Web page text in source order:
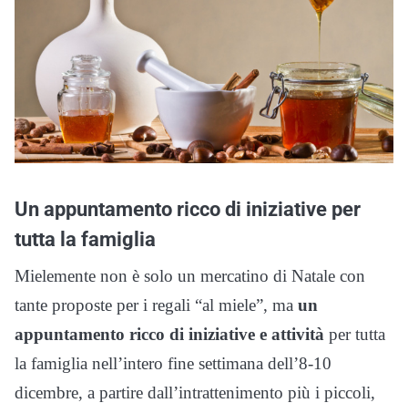
Un appuntamento ricco di iniziative per
tutta la famiglia
Mielemente non è solo un mercatino di Natale con
tante proposte per i regali “al miele”, ma un
appuntamento ricco di iniziative e attività per tutta
la famiglia nell’intero fine settimana dell’8-10
dicembre, a partire dall’intrattenimento più i piccoli,